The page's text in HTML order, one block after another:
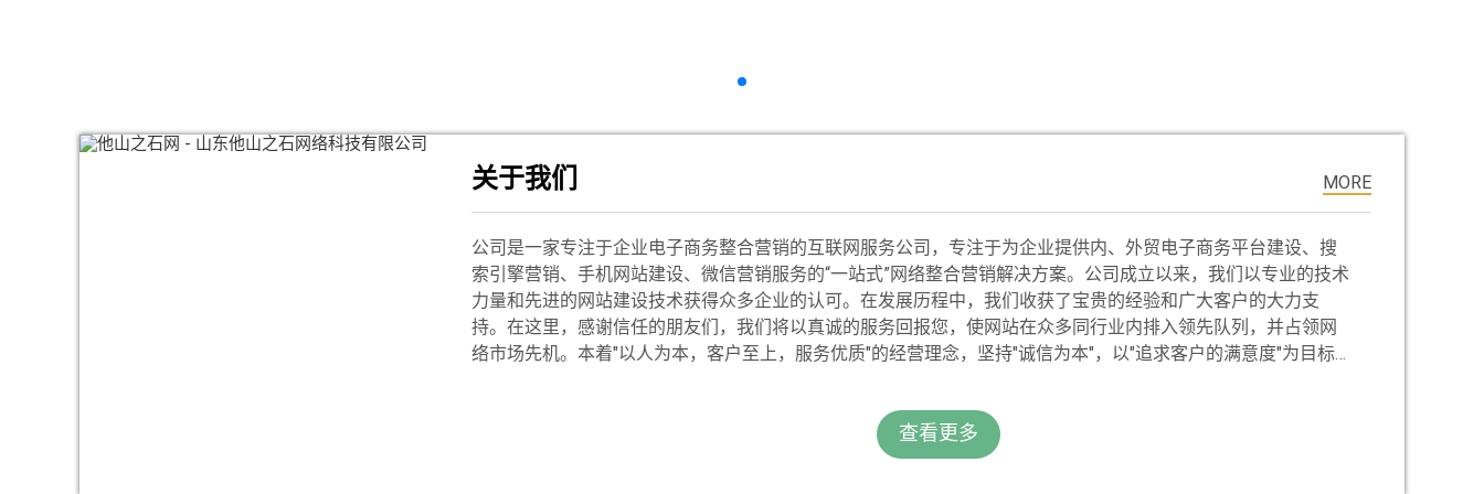
关于我们 MORE
公司是一家专注于企业电子商务整合营销的互联网服务公司，专注于为企业提供内、外贸电子商务平台建设、搜
索引擎营销、手机网站建设、微信营销服务的“一站式”网络整合营销解决方案。公司成立以来，我们以专业的技术
力量和先进的网站建设技术获得众多企业的认可。在发展历程中，我们收获了宝贵的经验和广大客户的大力支
持。在这里，感谢信任的朋友们，我们将以真诚的服务回报您，使网站在众多同行业内排入领先队列，并占领网
络市场先机。本着"以人为本，客户至上，服务优质"的经营理念，坚持"诚信为本"，以"追求客户的满意度"为目标
查看更多